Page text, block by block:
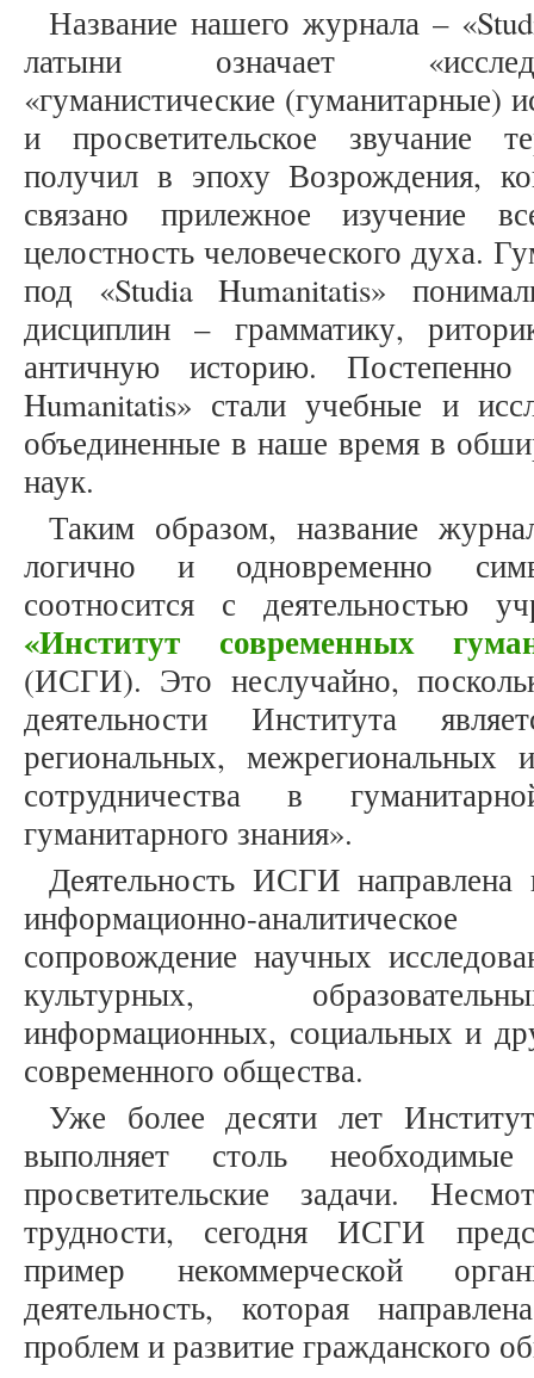
Название нашего журнала –
латыни означает
«гуманистические (гуманитарные)
и просветительское звучание
получил в эпоху Возрождения,
связано прилежное изучение
целостность человеческого духа.
под «Studia Humanitatis»
дисциплин – грамматику,
античную историю.
Humanitatis» стали учебные и
объединенные в наше время в
наук.
Таким образом, название
логично и одновременно
соотносится с деятельностью
«Институт современных
(ИСГИ). Это неслучайно,
деятельности Института
региональных,
сотрудничества в
гуманитарного знания».
Деятельность ИСГИ направлена
информационно-
сопровождение научных
культурных,
информационных, социальных и
современного общества.
Уже более десяти лет
выполняет столь
просветительские задачи.
трудности, сегодня ИСГИ
пример некоммерческой
деятельность, которая
проблем и развитие гражданского